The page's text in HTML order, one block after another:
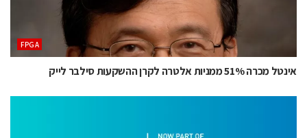
‫‪FPGA‬‬
אינטל מכרה 51% ממניות אלטרה לקרן ההשקעות סילבר לייק